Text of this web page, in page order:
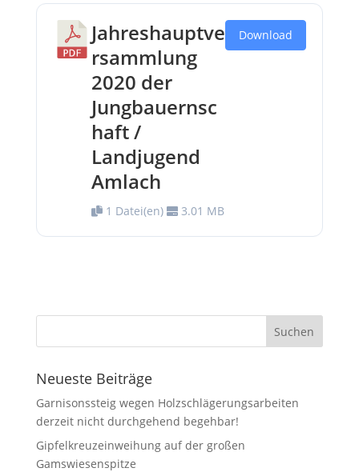
Jahreshauptve
rsammlung
2020 der
Jungbauernsc
haft /
Landjugend
Amlach
1 Datei(en) 3.01 MB
Download
Neueste Beiträge
Garnisonssteig wegen Holzschlägerungsarbeiten
derzeit nicht durchgehend begehbar!
Gipfelkreuzeinweihung auf der großen
Gamswiesenspitze